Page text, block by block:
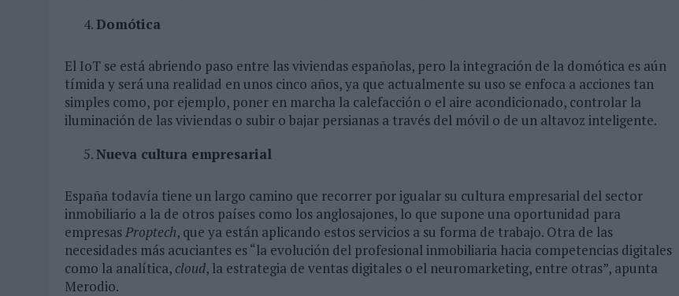
Domótica
El IoT se está abriendo paso entre las viviendas españolas, pero la integración de la domótica es aún
tímida y será una realidad en unos cinco años, ya que actualmente su uso se enfoca a acciones tan
simples como, por ejemplo, poner en marcha la calefacción o el aire acondicionado, controlar la
iluminación de las viviendas o subir o bajar persianas a través del móvil o de un altavoz inteligente.
Nueva cultura empresarial
España todavía tiene un largo camino que recorrer por igualar su cultura empresarial del sector
inmobiliario a la de otros países como los anglosajones, lo que supone una oportunidad para
empresasProptech, que ya están aplicando estos servicios a su forma de trabajo. Otra de las
necesidades más acuciantes es “la evolución del profesional inmobiliaria hacia competencias digitales
como la analítica, cloud, la estrategia de ventas digitales o el neuromarketing, entre otras”, apunta
Merodio.